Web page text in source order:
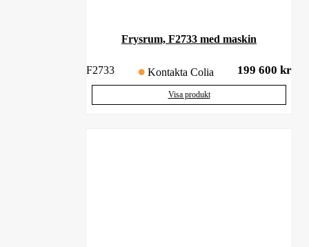
Frysrum, F2733 med maskin
F2733 Kontakta Colia 199 600 kr
Visa produkt